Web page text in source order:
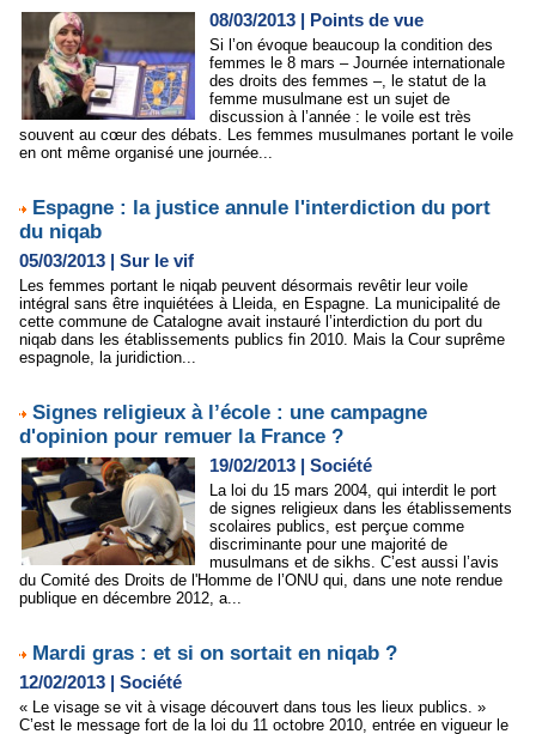
08/03/2013 | Points de vue
Si l’on évoque beaucoup la condition des
femmes le 8 mars – Journée internationale
des droits des femmes –, le statut de la
femme musulmane est un sujet de
discussion à l’année : le voile est très
souvent au cœur des débats. Les femmes musulmanes portant le voile
en ont même organisé une journée...
Espagne : la justice annule l'interdiction du port
du niqab
05/03/2013 | Sur le vif
Les femmes portant le niqab peuvent désormais revêtir leur voile
intégral sans être inquiétées à Lleida, en Espagne. La municipalité de
cette commune de Catalogne avait instauré l’interdiction du port du
niqab dans les établissements publics fin 2010. Mais la Cour suprême
espagnole, la juridiction...
Signes religieux à l’école : une campagne
d'opinion pour remuer la France ?
19/02/2013 | Société
La loi du 15 mars 2004, qui interdit le port
de signes religieux dans les établissements
scolaires publics, est perçue comme
discriminante pour une majorité de
musulmans et de sikhs. C’est aussi l’avis
du Comité des Droits de l'Homme de l’ONU qui, dans une note rendue
publique en décembre 2012, a...
Mardi gras : et si on sortait en niqab ?
12/02/2013 | Société
« Le visage se vit à visage découvert dans tous les lieux publics. »
C’est le message fort de la loi du 11 octobre 2010, entrée en vigueur le